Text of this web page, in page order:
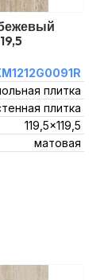
плитка
плитка
119,5x119,5
матовая